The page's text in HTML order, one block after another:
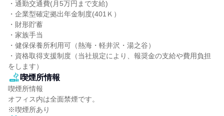
・通勤交通費(月5万円まで支給)
・企業型確定拠出年金制度(401Ｋ）
・財形貯蓄
・家族手当
・健保保養所利用可（熱海・軽井沢・湯之谷）
・資格取得支援制度（当社規定により、報奨金の支給や費用負担
をします）
喫煙所情報
喫煙所情報
オフィス内は全面禁煙です。
※喫煙所あり